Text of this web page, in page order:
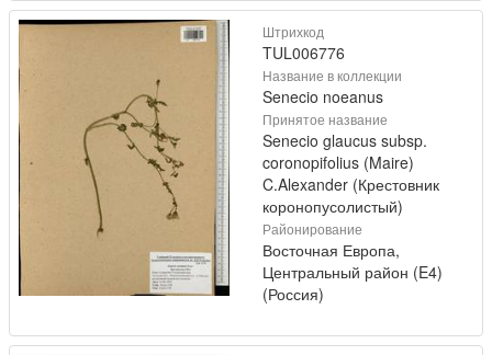
Штрихкод
TUL006776
Название в коллекции
Senecio noeanus
Принятое название
Senecio glaucus subsp.
coronopifolius (Maire)
C.Alexander (Крестовник
коронопусолистый)
Районирование
Восточная Европа,
Центральный район (E4)
(Россия)